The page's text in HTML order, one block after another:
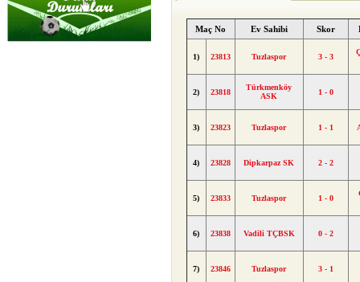
Maç No Ev Sahibi Skor
1) 23813 Tuzlaspor 3 - 3
2) 23818
Türkmenköy
ASK
1 - 0
3) 23823 Tuzlaspor 1 - 1
4) 23828 Dipkarpaz SK 2 - 2
5) 23833 Tuzlaspor 1 - 0
6) 23838 Vadili TÇBSK 0 - 2
7) 23846 Tuzlaspor 3 - 1